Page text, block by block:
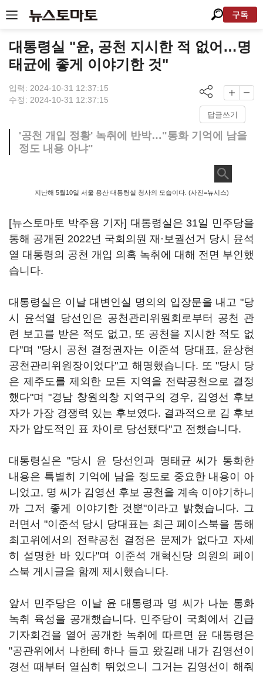
구독
대통령실 "윤, 공천 지시한 적 없어…명
태균에 좋게 이야기한 것"
입력: 2024-10-31 12:37:15
수정: 2024-10-31 12:37:15
답글쓰기
'공천 개입 정황' 녹취에 반박…"통화 기억에 남을
정도 내용 아냐"
지난해 5월10일 서울 용산 대통령실 청사의 모습이다. (사진=뉴시스)
[뉴스토마토 박주용 기자] 대통령실은 31일 민주당을
통해 공개된 2022년 국회의원 재·보궐선거 당시 윤석
열 대통령의 공천 개입 의혹 녹취에 대해 전면 부인했
습니다.
대통령실은 이날 대변인실 명의의 입장문을 내고 "당
시 윤석열 당선인은 공천관리위원회로부터 공천 관
련 보고를 받은 적도 없고, 또 공천을 지시한 적도 없
다"며 "당시 공천 결정권자는 이준석 당대표, 윤상현
공천관리위원장이었다"고 해명했습니다. 또 "당시 당
은 제주도를 제외한 모든 지역을 전략공천으로 결정
했다"며 "경남 창원의창 지역구의 경우, 김영선 후보
자가 가장 경쟁력 있는 후보였다. 결과적으로 김 후보
자가 압도적인 표 차이로 당선됐다"고 전했습니다.
대통령실은 "당시 윤 당선인과 명태균 씨가 통화한
내용은 특별히 기억에 남을 정도로 중요한 내용이 아
니었고, 명 씨가 김영선 후보 공천을 계속 이야기하니
까 그저 좋게 이야기한 것뿐"이라고 밝혔습니다. 그
러면서 "이준석 당시 당대표는 최근 페이스북을 통해
최고위에서의 전략공천 결정은 문제가 없다고 자세
히 설명한 바 있다"며 이준석 개혁신당 의원의 페이
스북 게시글을 함께 제시했습니다.
앞서 민주당은 이날 윤 대통령과 명 씨가 나눈 통화
녹취 육성을 공개했습니다. 민주당이 국회에서 긴급
기자회견을 열어 공개한 녹취에 따르면 윤 대통령은
"공관위에서 나한테 하나 들고 왔길래 내가 김영선이
경선 때부터 열심히 뛰었으니 그거는 김영선이 해줘